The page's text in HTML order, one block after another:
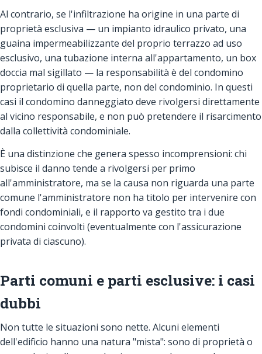
Al contrario, se l'infiltrazione ha origine in una parte di
proprietà esclusiva — un impianto idraulico privato, una
guaina impermeabilizzante del proprio terrazzo ad uso
esclusivo, una tubazione interna all'appartamento, un box
doccia mal sigillato — la responsabilità è del condomino
proprietario di quella parte, non del condominio. In questi
casi il condomino danneggiato deve rivolgersi direttamente
al vicino responsabile, e non può pretendere il risarcimento
dalla collettività condominiale.
È una distinzione che genera spesso incomprensioni: chi
subisce il danno tende a rivolgersi per primo
all'amministratore, ma se la causa non riguarda una parte
comune l'amministratore non ha titolo per intervenire con
fondi condominiali, e il rapporto va gestito tra i due
condomini coinvolti (eventualmente con l'assicurazione
privata di ciascuno).
Parti comuni e parti esclusive: i casi
dubbi
Non tutte le situazioni sono nette. Alcuni elementi
dell'edificio hanno una natura "mista": sono di proprietà o